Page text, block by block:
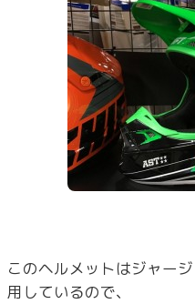
このヘルメットはジャー
用しているので、